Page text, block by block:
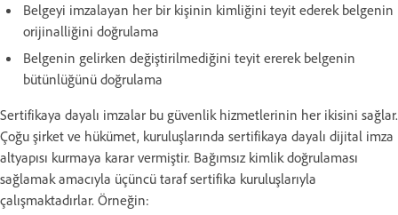
Belgeyi imzalayan her bir kişinin kimliğini teyit ederek belgenin
orijinalliğini doğrulama
Belgenin gelirken değiştirilmediğini teyit ererek belgenin
bütünlüğünü doğrulama
Sertifikaya dayalı imzalar bu güvenlik hizmetlerinin her ikisini sağlar.
Çoğu şirket ve hükümet, kuruluşlarında sertifikaya dayalı dijital imza
altyapısı kurmaya karar vermiştir. Bağımsız kimlik doğrulaması
sağlamak amacıyla üçüncü taraf sertifika kuruluşlarıyla
çalışmaktadırlar. Örneğin: